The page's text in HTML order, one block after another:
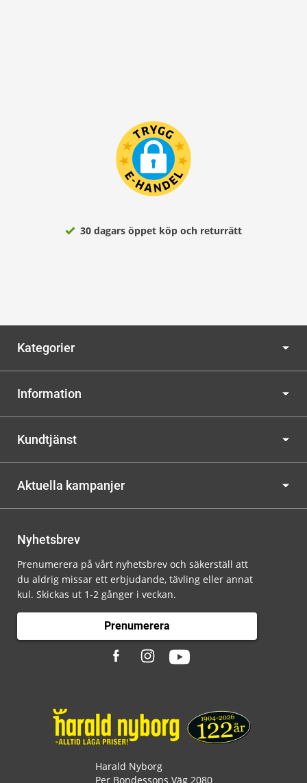
30 dagars öppet köp och returrätt
Kategorier
Information
Kundtjänst
Aktuella kampanjer
Nyhetsbrev
Prenumerera på vårt nyhetsbrev och säkerställ att
du aldrig missar ett erbjudande, tävling eller annat
kul. Skickas ut 1-2 gånger i veckan.
Prenumerera
Harald Nyborg
Per Bondessons Väg 2080